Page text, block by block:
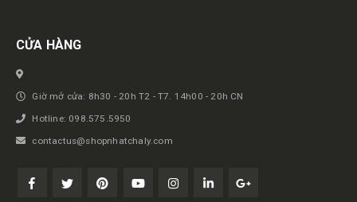
CỬA HÀNG
Giờ mở cửa: 8h30 - 20h T2 - T7. 14h00 - 20h CN
Hotline: 098.575.5950
contactus@shopnhatchaly.com